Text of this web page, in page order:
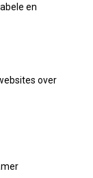
en
over